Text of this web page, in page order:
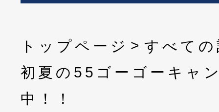
トップページ
すべて
初夏の55ゴーゴーキャ
中！！